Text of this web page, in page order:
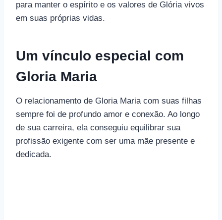
para manter o espírito e os valores de Glória vivos
em suas próprias vidas.
Um vínculo especial com
Gloria Maria
O relacionamento de Gloria Maria com suas filhas
sempre foi de profundo amor e conexão. Ao longo
de sua carreira, ela conseguiu equilibrar sua
profissão exigente com ser uma mãe presente e
dedicada.